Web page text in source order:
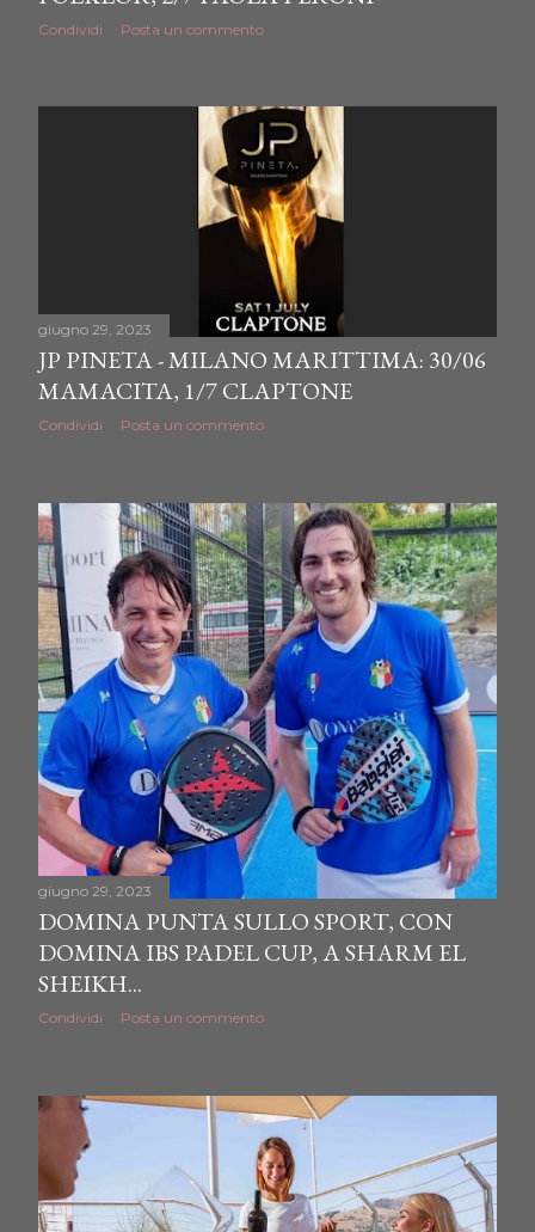
Condividi Posta un commento
giugno 29, 2023
JP PINETA - MILANO MARITTIMA: 30/06
MAMACITA, 1/7 CLAPTONE
Condividi Posta un commento
giugno 29, 2023
DOMINA PUNTA SULLO SPORT, CON
DOMINA IBS PADEL CUP, A SHARM EL
SHEIKH...
Condividi Posta un commento